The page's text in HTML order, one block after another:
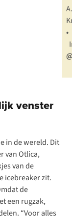
•
venster
in de wereld. Dit
van Otlica,
van de
icebreaker zit.
de
een rugzak,
“Voor alles